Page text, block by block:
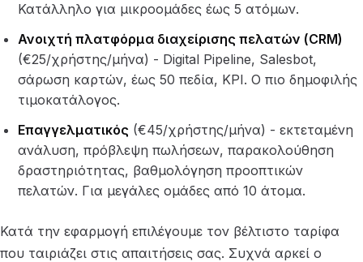
Κατάλληλο για μικροομάδες έως 5 ατόμων.
Ανοιχτή πλατφόρμα διαχείρισης πελατών (CRM)
(€25/χρήστης/μήνα) - Digital Pipeline, Salesbot,
σάρωση καρτών, έως 50 πεδία, KPI. Ο πιο δημοφιλής
τιμοκατάλογος.
Επαγγελματικός (€45/χρήστης/μήνα) - εκτεταμένη
ανάλυση, πρόβλεψη πωλήσεων, παρακολούθηση
δραστηριότητας, βαθμολόγηση προοπτικών
πελατών. Για μεγάλες ομάδες από 10 άτομα.
Κατά την εφαρμογή επιλέγουμε τον βέλτιστο ταρίφα
που ταιριάζει στις απαιτήσεις σας. Συχνά αρκεί ο